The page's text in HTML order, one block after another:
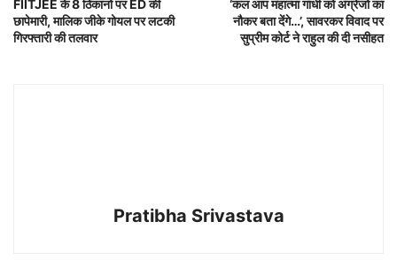
FIITJEE के 8 ठिकानों पर ED की
छापेमारी, मालिक जीके गोयल पर लटकी
गिरफ्तारी की तलवार
‘कल आप महात्मा गांधी को अंग्रेजों का
नौकर बता देंगे…’, सावरकर विवाद पर
सुप्रीम कोर्ट ने राहुल की दी नसीहत
Pratibha Srivastava